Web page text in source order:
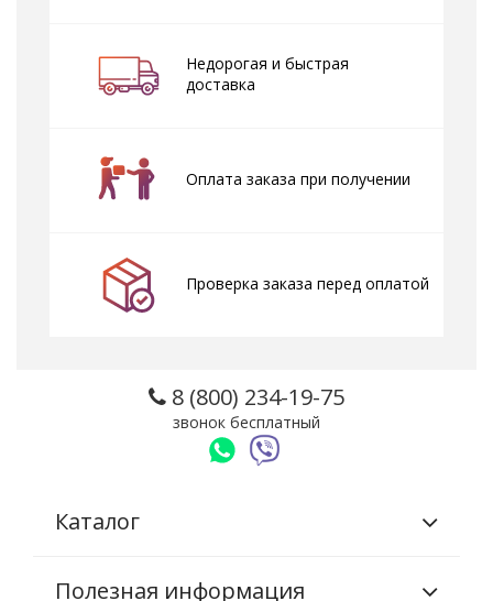
Недорогая и быстрая
доставка
Оплата заказа при получении
Проверка заказа перед оплатой
8 (800) 234-19-75
звонок бесплатный
Каталог
Полезная информация